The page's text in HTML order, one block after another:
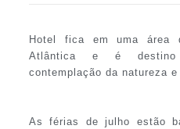
Hotel fica em uma
Atlântica e é destino
contemplação da natureza e
As férias de julho estão